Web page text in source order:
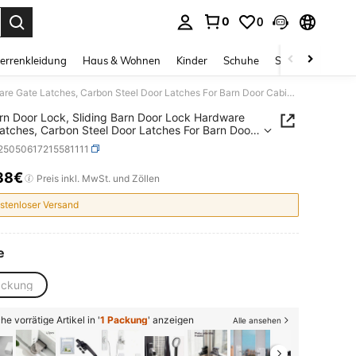
0 0
Haus & Wohnen Kinder Schuhe Schmuck &
2 C Barn Door Lock, Sliding Barn Door Lock Hardware Gate Latches, Carbon Steel Door Latches For Barn Door Cabinet Window Closet Door, Black
Door Lock, Sliding Barn Door Lock Hardware
Carbon Steel Door Latches For Barn Door
Window Closet Door, Black
AND AVAILABILITY
Preis inkl. MwSt. und Zöllen
Versand
vorrätige Artikel in '1 Packung' anzeigen Alle ansehen